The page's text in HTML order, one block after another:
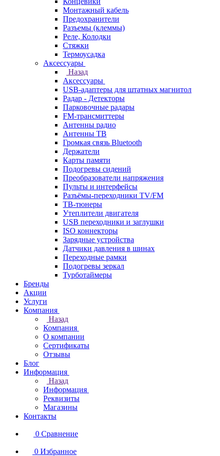
Монтажный кабель
Предохранители
Разъемы (клеммы)
Реле, Колодки
Стяжки
Термоусадка
Аксессуары
Назад
Аксессуары
USB-адаптеры для штатных магнитол
Радар - Детекторы
Парковочные радары
FM-трансмиттеры
Антенны радио
Антенны ТВ
Громкая связь Bluetooth
Держатели
Карты памяти
Подогревы сидений
Преобразователи напряжения
Пульты и интерфейсы
Разъёмы-переходники TV/FM
ТВ-тюнеры
Утеплители двигателя
USB переходники и заглушки
ISO коннекторы
Зарядные устройства
Датчики давления в шинах
Переходные рамки
Подогревы зеркал
Турботаймеры
Бренды
Акции
Услуги
Компания
Назад
Компания
О компании
Сертификаты
Отзывы
Блог
Информация
Назад
Информация
Реквизиты
Магазины
Контакты
0 Сравнение
0 Избранное